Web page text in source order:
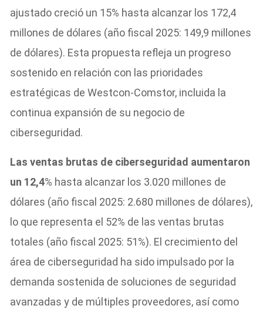
ajustado creció un 15% hasta alcanzar los 172,4
millones de dólares (año fiscal 2025: 149,9 millones
de dólares). Esta propuesta refleja un progreso
sostenido en relación con las prioridades
estratégicas de Westcon-Comstor, incluida la
continua expansión de su negocio de
ciberseguridad.
Las ventas brutas de ciberseguridad aumentaron
un 12,4% hasta alcanzar los 3.020 millones de
dólares (año fiscal 2025: 2.680 millones de dólares),
lo que representa el 52% de las ventas brutas
totales (año fiscal 2025: 51%). El crecimiento del
área de ciberseguridad ha sido impulsado por la
demanda sostenida de soluciones de seguridad
avanzadas y de múltiples proveedores, así como